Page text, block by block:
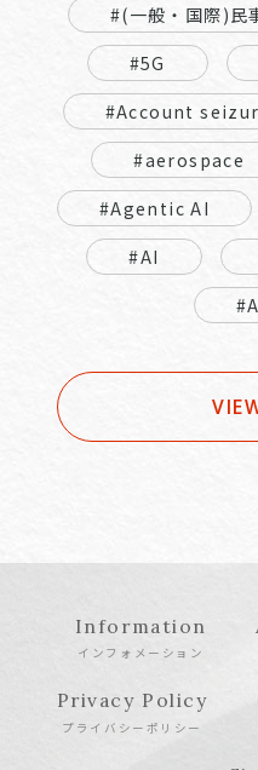
#(一般・国際)民
#5G
#Account
#aerospace
#Agentic AI
#AI
Information
インフォメーション
Privacy Policy
プライバシーポリシー